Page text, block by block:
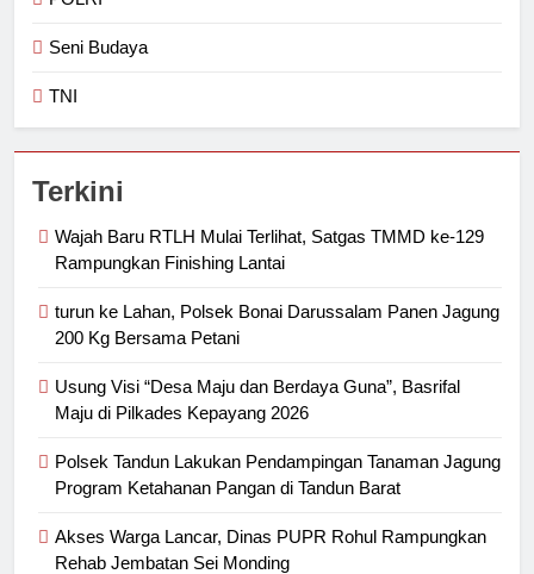
Seni Budaya
TNI
Terkini
Wajah Baru RTLH Mulai Terlihat, Satgas TMMD ke-129
Rampungkan Finishing Lantai
turun ke Lahan, Polsek Bonai Darussalam Panen Jagung
200 Kg Bersama Petani
Usung Visi “Desa Maju dan Berdaya Guna”, Basrifal
Maju di Pilkades Kepayang 2026
Polsek Tandun Lakukan Pendampingan Tanaman Jagung
Program Ketahanan Pangan di Tandun Barat
Akses Warga Lancar, Dinas PUPR Rohul Rampungkan
Rehab Jembatan Sei Monding